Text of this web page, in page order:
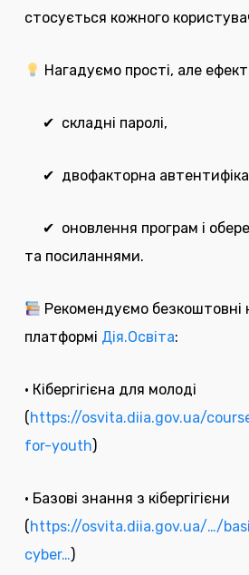
стосується кожного
Нагадуємо прості, але
✔ складні паролі,
✔ двофакторна
✔ оновлення програм і
та посиланнями.
Рекомендуємо безкоштовні
платформі Дія.Освіта:
• Кібергігієна для молоді
(https://osvita.diia.gov.ua/
for-youth)
• Базові знання з кібергігієни
(https://osvita.diia.gov.ua/…/
cyber…)